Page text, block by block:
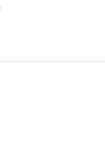
preparando